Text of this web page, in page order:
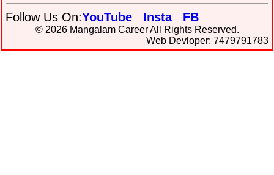
Follow Us On:YouTube Insta FB
© 2026 Mangalam Career All Rights Reserved.
Web Devloper: 7479791783